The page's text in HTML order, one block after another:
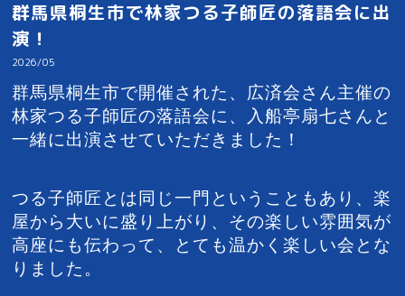
群馬県桐生市で林家つる子師匠の落語会に出
演！
2026/05
群馬県桐生市で開催された、広済会さん主催の
林家つる子師匠の落語会に、入船亭扇七さんと
一緒に出演させていただきました！
つる子師匠とは同じ一門ということもあり、楽
屋から大いに盛り上がり、その楽しい雰囲気が
高座にも伝わって、とても温かく楽しい会とな
りました。